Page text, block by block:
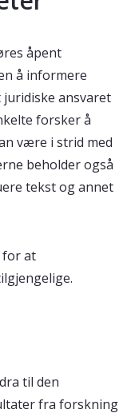
åpent
å informere
juridiske ansvaret
forsker å
være i strid med
beholder også
tekst og annet
for at
til den
fra forskning